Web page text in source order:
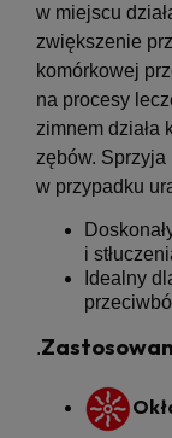
w miejscu
zwiększenie
komórkowej
na procesy
zimnem działa
zębów.
w przypadku
i
Idealny
.